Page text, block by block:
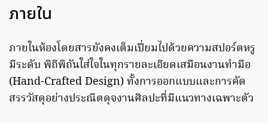
ภายใน
ภายในห้องโดยสารยังคงเต็มเปี่ยมไปด้วยความสปอร์ตหรู
มีระดับ พิถีพิถันใส่ใจในทุกรายละเอียดเสมือนงานทำมือ
(Hand-Crafted Design) ทั้งการออกแบบและการคัด
สรรวัสดุอย่างประณีตดุจงานศิลปะที่มีแนวทางเฉพาะตัว